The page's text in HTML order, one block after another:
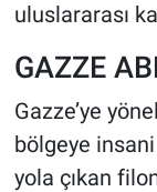
uluslararası
GAZZE
Gazze’ye
bölgeye insani
yola çıkan